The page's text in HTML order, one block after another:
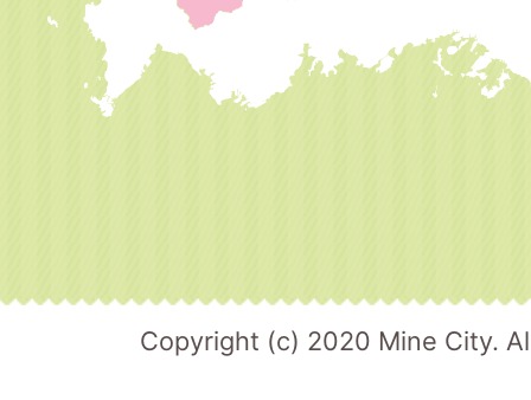
Copyright (c) 2020 Mine City.